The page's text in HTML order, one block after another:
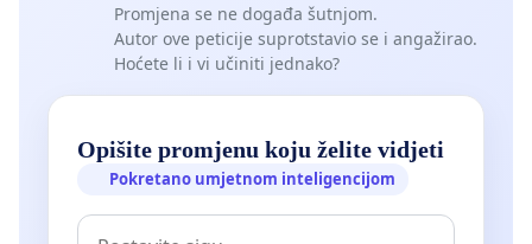
Promjena se ne događa šutnjom.
Autor ove peticije suprotstavio se i angažirao.
Hoćete li i vi učiniti jednako?
Opišite promjenu koju želite vidjeti
Pokretano umjetnom inteligencijom